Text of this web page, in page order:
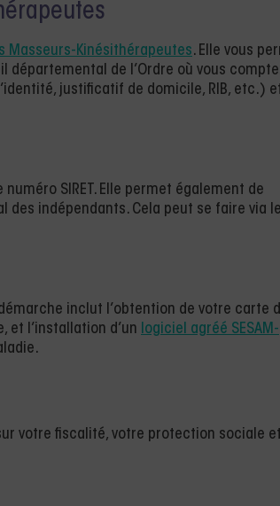
Masseurs-Kinésithérapeutes. Elle vous
départemental de l’Ordre où vous
justificatif de domicile, RIB, etc.)
SIRET. Elle permet également de
indépendants. Cela peut se faire via le
inclut l’obtention de votre carte
et l’installation d’un logiciel agréé SESAM-
votre fiscalité, votre protection sociale et